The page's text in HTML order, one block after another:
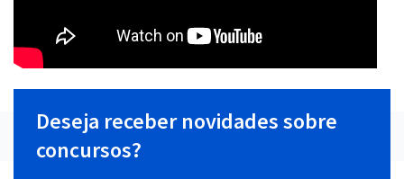
Deseja receber novidades sobre
concursos?